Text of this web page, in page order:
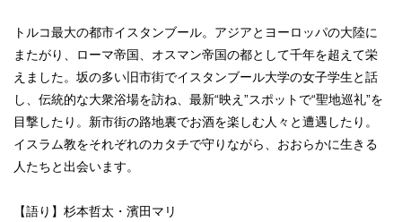
トルコ最大の都市イスタンブール。アジアとヨーロッパの大陸に
またがり、ローマ帝国、オスマン帝国の都として千年を超えて栄
えました。坂の多い旧市街でイスタンブール大学の女子学生と話
し、伝統的な大衆浴場を訪ね、最新“映え”スポットで“聖地巡礼”を
目撃したり。新市街の路地裏でお酒を楽しむ人々と遭遇したり。
イスラム教をそれぞれのカタチで守りながら、おおらかに生きる
人たちと出会います。
【語り】杉本哲太・濱田マリ